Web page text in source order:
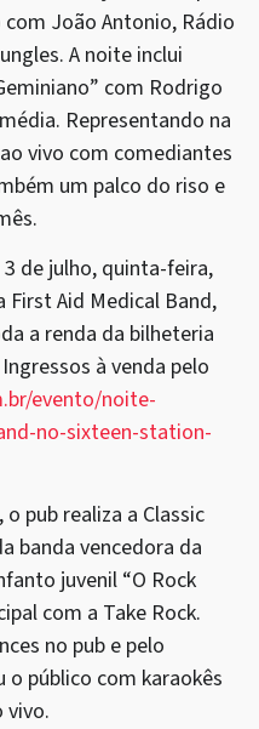
João Antonio, Rádio
A noite inclui
com Rodrigo
Representando na
vivo com comediantes
um palco do riso e
de julho, quinta-feira,
Aid Medical Band,
a renda da bilheteria
à venda pelo
evento/noite-
no-sixteen-station-
pub realiza a Classic
banda vencedora da
juvenil “O Rock
com a Take Rock.
no pub e pelo
público com karaokês
vivo.